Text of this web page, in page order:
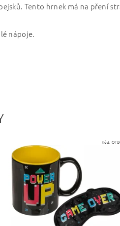
Tento hrnek má na pření
nápoje.
Kód: